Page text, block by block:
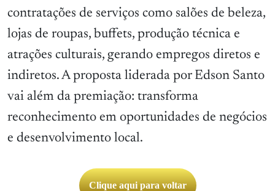
contratações de serviços como salões de beleza,
lojas de roupas, buffets, produção técnica e
atrações culturais, gerando empregos diretos e
indiretos. A proposta liderada por Edson Santo
vai além da premiação: transforma
reconhecimento em oportunidades de negócios
e desenvolvimento local.
Clique aqui para voltar